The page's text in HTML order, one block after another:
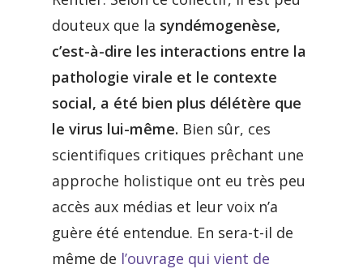
douteux que la syndémogenèse,
c’est-à-dire les interactions entre la
pathologie virale et le contexte
social, a été bien plus délétère que
le virus lui-même. Bien sûr, ces
scientifiques critiques prêchant une
approche holistique ont eu très peu
accès aux médias et leur voix n’a
guère été entendue. En sera-t-il de
même de l’ouvrage qui vient de